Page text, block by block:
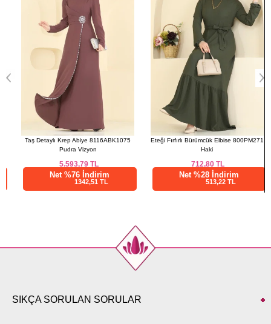
Taş Detaylı Krep Abiye 8116ABK1075
Pudra Vizyon
5.593,79TL
Net %76 İndirim
1342,51 TL
Eteği Fırfırlı Bürümcük Elbise 800PM271
Haki
712,80TL
Net %28 İndirim
513,22 TL
SIKÇA SORULAN SORULAR